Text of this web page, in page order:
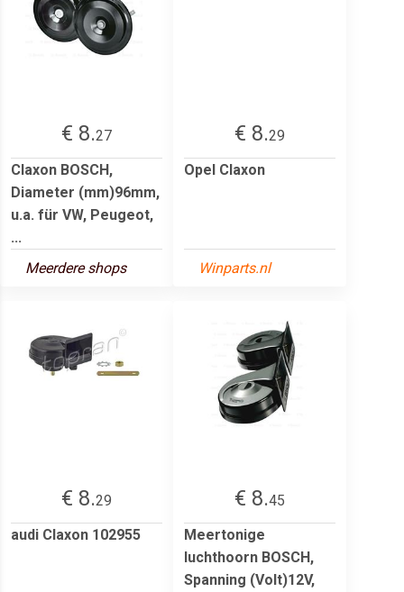
€ 8.27
Claxon BOSCH,
Diameter (mm)96mm,
u.a. für VW, Peugeot,
...
Meerdere shops
€ 8.29
Opel Claxon
Winparts.nl
€ 8.29
audi Claxon 102955
€ 8.45
Meertonige
luchthoorn BOSCH,
Spanning (Volt)12V,